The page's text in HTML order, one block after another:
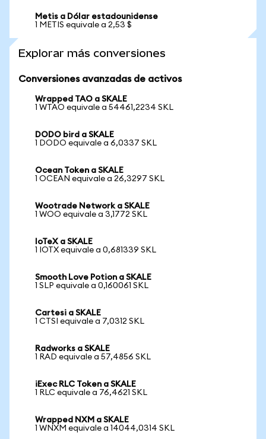
Metis a Dólar estadounidense
1 METIS equivale a 2,53 $
Explorar más conversiones
Conversiones avanzadas de activos
Wrapped TAO a SKALE
1 WTAO equivale a 54461,2234 SKL
DODO bird a SKALE
1 DODO equivale a 6,0337 SKL
Ocean Token a SKALE
1 OCEAN equivale a 26,3297 SKL
Wootrade Network a SKALE
1 WOO equivale a 3,1772 SKL
IoTeX a SKALE
1 IOTX equivale a 0,681339 SKL
Smooth Love Potion a SKALE
1 SLP equivale a 0,160061 SKL
Cartesi a SKALE
1 CTSI equivale a 7,0312 SKL
Radworks a SKALE
1 RAD equivale a 57,4856 SKL
iExec RLC Token a SKALE
1 RLC equivale a 76,4621 SKL
Wrapped NXM a SKALE
1 WNXM equivale a 14044,0314 SKL